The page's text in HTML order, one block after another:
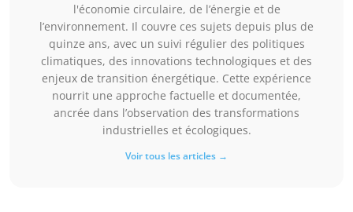
l'économie circulaire, de l’énergie et de
l’environnement. Il couvre ces sujets depuis plus de
quinze ans, avec un suivi régulier des politiques
climatiques, des innovations technologiques et des
enjeux de transition énergétique. Cette expérience
nourrit une approche factuelle et documentée,
ancrée dans l’observation des transformations
industrielles et écologiques.
Voir tous les articles →